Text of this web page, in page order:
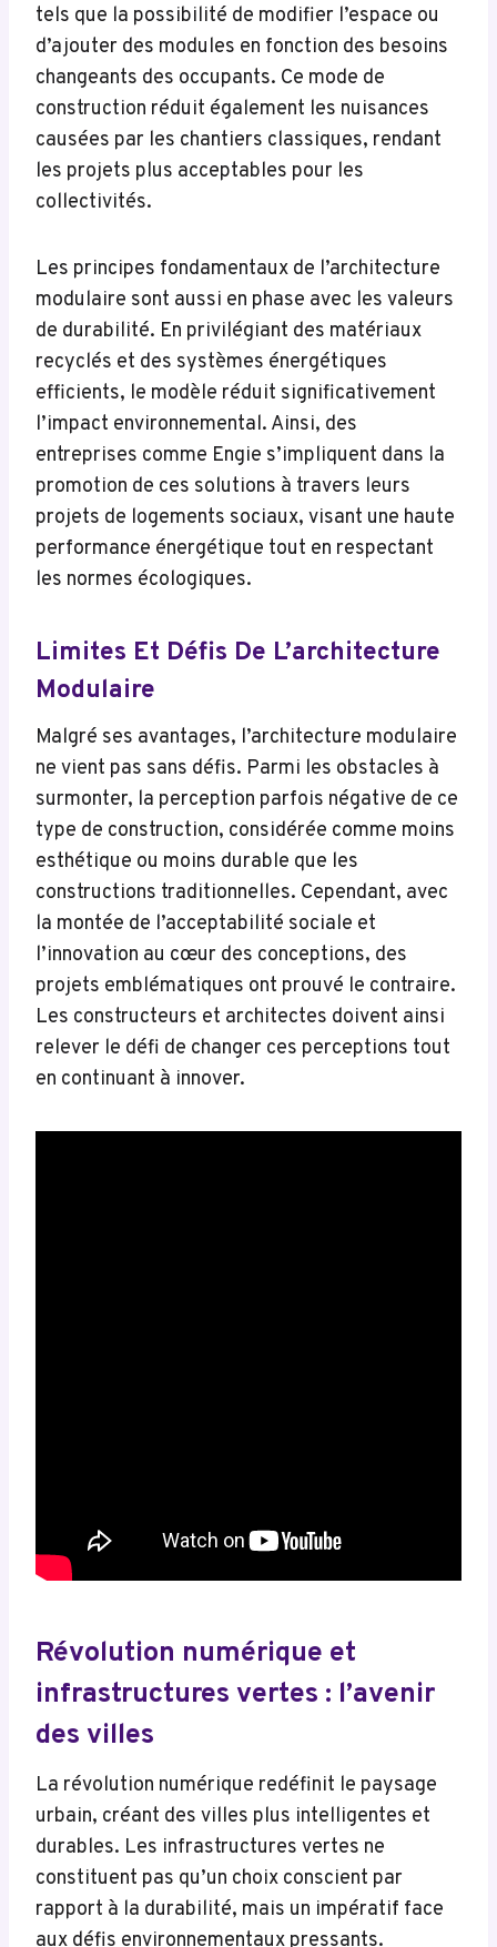
tels que la possibilité de modifier l’espace ou
d’ajouter des modules en fonction des besoins
changeants des occupants. Ce mode de
construction réduit également les nuisances
causées par les chantiers classiques, rendant
les projets plus acceptables pour les
collectivités.
Les principes fondamentaux de l’architecture
modulaire sont aussi en phase avec les valeurs
de durabilité. En privilégiant des matériaux
recyclés et des systèmes énergétiques
efficients, le modèle réduit significativement
l’impact environnemental. Ainsi, des
entreprises comme Engie s’impliquent dans la
promotion de ces solutions à travers leurs
projets de logements sociaux, visant une haute
performance énergétique tout en respectant
les normes écologiques.
Limites Et Défis De L’architecture
Modulaire
Malgré ses avantages, l’architecture modulaire
ne vient pas sans défis. Parmi les obstacles à
surmonter, la perception parfois négative de ce
type de construction, considérée comme moins
esthétique ou moins durable que les
constructions traditionnelles. Cependant, avec
la montée de l’acceptabilité sociale et
l’innovation au cœur des conceptions, des
projets emblématiques ont prouvé le contraire.
Les constructeurs et architectes doivent ainsi
relever le défi de changer ces perceptions tout
en continuant à innover.
Révolution numérique et
infrastructures vertes : l’avenir
des villes
La révolution numérique redéfinit le paysage
urbain, créant des villes plus intelligentes et
durables. Les infrastructures vertes ne
constituent pas qu’un choix conscient par
rapport à la durabilité, mais un impératif face
aux défis environnementaux pressants.